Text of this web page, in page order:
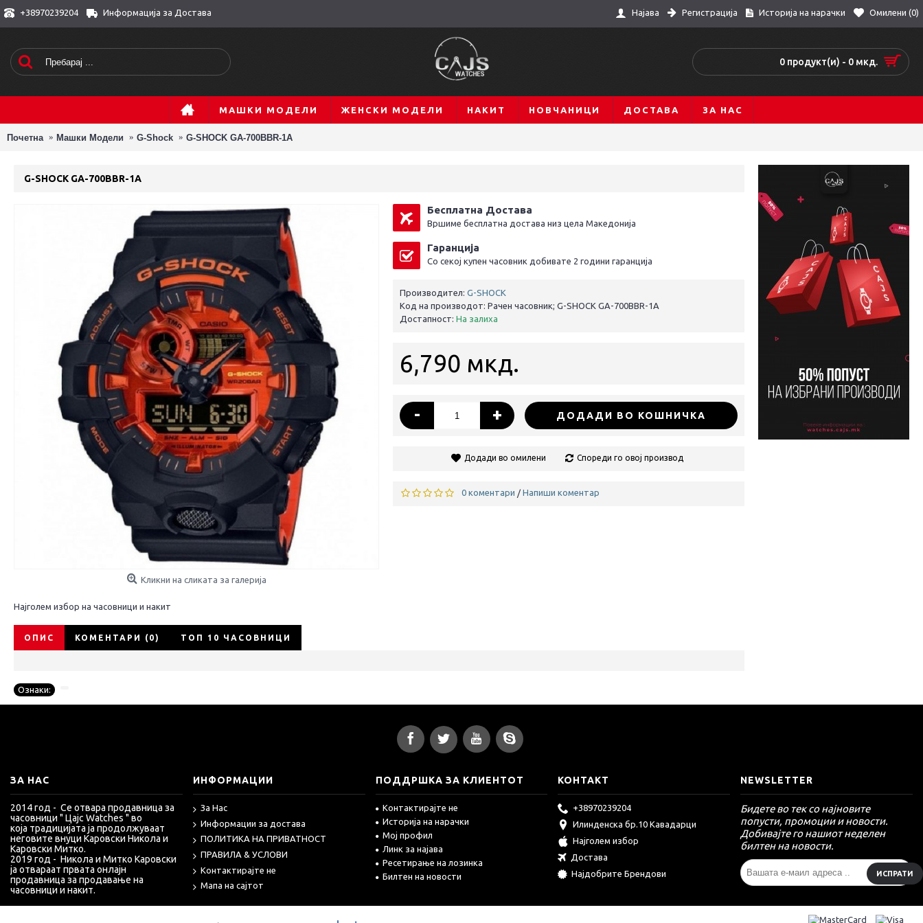
+38970239204 Информација за Достава Најава Регистрација Историја на нарачки Омилени (0)
0 продукт(и) - 0 мкд.
МАШКИ МОДЕЛИ ЖЕНСКИ МОДЕЛИ НАКИТ НОВЧАНИЦИ ДОСТАВА ЗА НАС
Почетна Машки Модели G-Shock G-SHOCK GA-700BBR-1A
G-SHOCK GA-700BBR-1A
Кликни на сликата за галерија
Најголем избор на часовници и накит
Бесплатна Достава
Вршиме бесплатна достава низ цела Македонија
Гаранција
Со секој купен часовник добивате 2 години гаранција
Производител: G-SHOCK
Код на производот: Рачен часовник; G-SHOCK GA-700BBR-1A
Достапност: На залиха
6,790 мкд.
- + ДОДАДИ ВО КОШНИЧКА
Додади во омилени Спореди го овој производ
0 коментари / Напиши коментар
ОПИС КОМЕНТАРИ (0) ТОП 10 ЧАСОВНИЦИ
Ознаки:
ЗА НАС
2014 год - Се отвара продавница за
часовници " Цајс Watches " во
која традицијата ја продолжуваат
неговите внуци Каровски Никола и
Каровски Митко.
2019 год - Никола и Митко Каровски
ја отвараат првата онлајн
продавница за продавање на
часовници и накит.
ИНФОРМАЦИИ
За Нас
Информации за достава
ПОЛИТИКА НА ПРИВАТНОСТ
ПРАВИЛА & УСЛОВИ
Контактирајте не
Мапа на сајтот
ПОДДРШКА ЗА КЛИЕНТОТ
Контактирајте не
Историја на нарачки
Мој профил
Линк за најава
Ресетирање на лозинка
Билтен на новости
КОНТАКТ
+38970239204
Илинденска бр.10 Кавадарци
Најголем избор
Достава
Најдобрите Брендови
NEWSLETTER
Бидете во тек со најновите
попусти, промоции и новости.
Добивајте го нашиот неделен
билтен на новости.
ИСПРАТИ